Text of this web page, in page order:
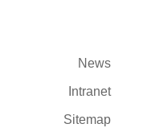
News
Intranet
Sitemap